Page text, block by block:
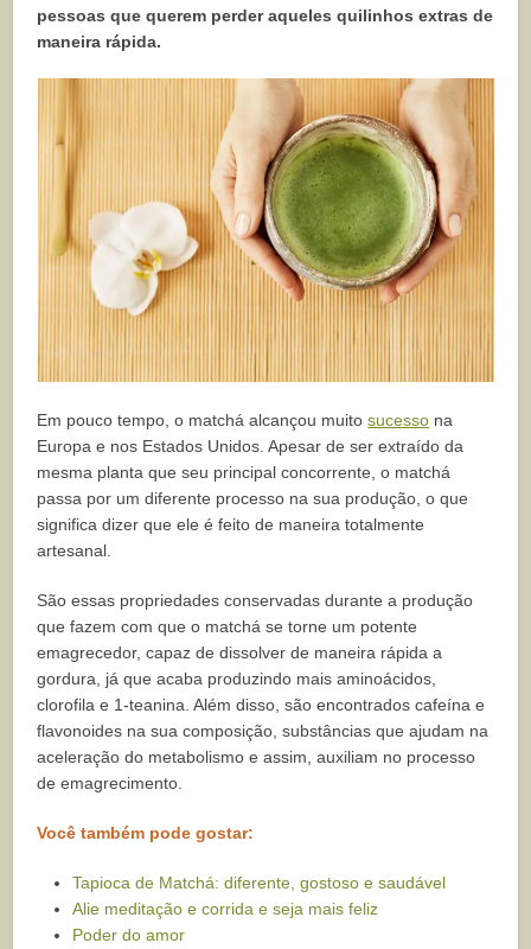
pessoas que querem perder aqueles quilinhos extras de
maneira rápida.
Em pouco tempo, o matchá alcançou muitosucesso na
Europa e nos Estados Unidos. Apesar de ser extraído da
mesma planta que seu principal concorrente, o matchá
passa por um diferente processo na sua produção, o que
significa dizer que ele é feito de maneira totalmente
artesanal.
São essas propriedades conservadas durante a produção
que fazem com que o matchá se torne um potente
emagrecedor, capaz de dissolver de maneira rápida a
gordura, já que acaba produzindo mais aminoácidos,
clorofila e 1-teanina. Além disso, são encontrados cafeína e
flavonoides na sua composição, substâncias que ajudam na
aceleração do metabolismo e assim, auxiliam no processo
de emagrecimento.
Você também pode gostar:
Tapioca de Matchá: diferente, gostoso e saudável
Alie meditação e corrida e seja mais feliz
Poder do amor